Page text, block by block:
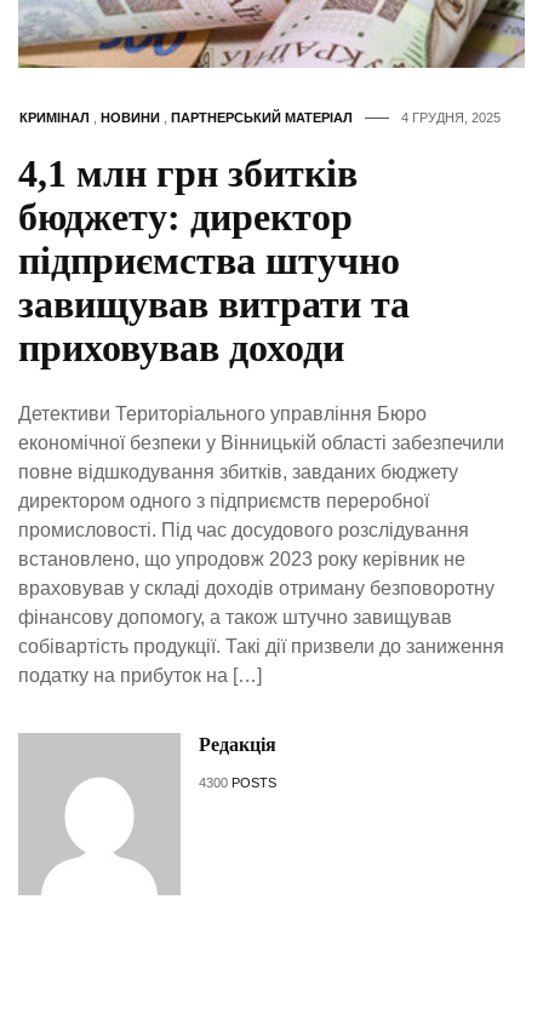
КРИМІНАЛ НОВИНИ ПАРТНЕРСЬКИЙ МАТЕРІАЛ 4 ГРУДНЯ, 2025
4,1 млн грн збитків
бюджету: директор
підприємства штучно
завищував витрати та
приховував доходи
Детективи Територіального управління Бюро
економічної безпеки у Вінницькій області забезпечили
повне відшкодування збитків, завданих бюджету
директором одного з підприємств переробної
промисловості. Під час досудового розслідування
встановлено, що упродовж 2023 року керівник не
враховував у складі доходів отриману безповоротну
фінансову допомогу, а також штучно завищував
собівартість продукції. Такі дії призвели до заниження
податку на прибуток на […]
Редакція
4300 POSTS